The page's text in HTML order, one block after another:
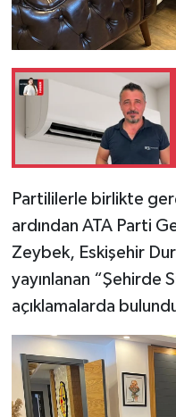
Partililerle birlikte
ardından ATA Parti
Zeybek, Eskişehir
yayınlanan “Şehirde
açıklamalarda